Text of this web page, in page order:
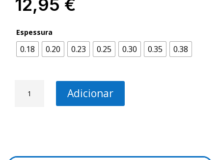
12,95 €
Espessura
0.18 0.20 0.23 0.25 0.30 0.35 0.38
Adicionar